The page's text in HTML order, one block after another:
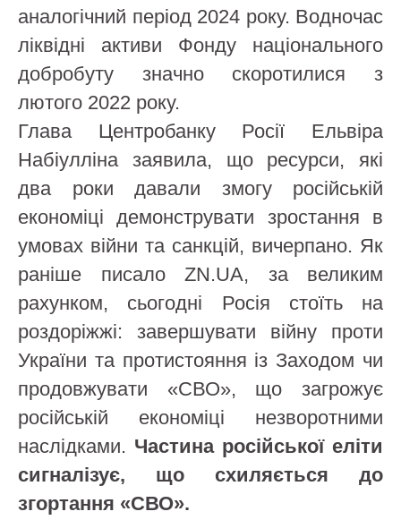
аналогічний період 2024 року. Водночас
ліквідні активи Фонду національного
добробуту значно скоротилися з
лютого 2022 року.
Глава Центробанку Росії Ельвіра
Набіулліна заявила, що ресурси, які
два роки давали змогу російській
економіці демонструвати зростання в
умовах війни та санкцій, вичерпано. Як
раніше писало ZN.UA, за великим
рахунком, сьогодні Росія стоїть на
роздоріжжі: завершувати війну проти
України та протистояння із Заходом чи
продовжувати «СВО», що загрожує
російській економіці незворотними
наслідками. Частина російської еліти
сигналізує, що схиляється до
згортання «СВО».